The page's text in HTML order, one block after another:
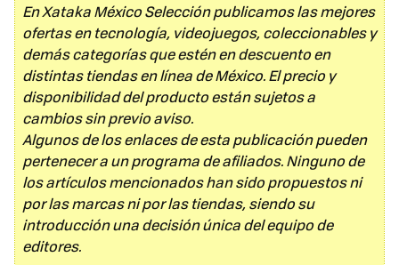
En Xataka México Selección publicamos las mejores
ofertas en tecnología, videojuegos, coleccionables y
demás categorías que estén en descuento en
distintas tiendas en línea de México. El precio y
disponibilidad del producto están sujetos a
cambios sin previo aviso.
Algunos de los enlaces de esta publicación pueden
pertenecer a un programa de afiliados. Ninguno de
los artículos mencionados han sido propuestos ni
por las marcas ni por las tiendas, siendo su
introducción una decisión única del equipo de
editores.